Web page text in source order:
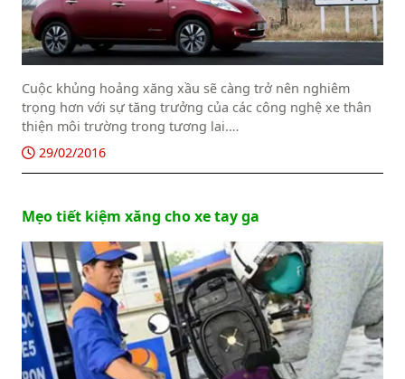
Cuộc khủng hoảng xăng xầu sẽ càng trở nên nghiêm
trọng hơn với sự tăng trưởng của các công nghệ xe thân
thiện môi trường trong tương lai.
Dựa vào những dữ liệu nội bộ, Bloomberg cho rằng sự
tăng trưởng của xe điện (EV) và xe điện lai sạc điện (plug-
cho cuộc khủng hoảng xăng dầu.
29/02/2016
Mẹo tiết kiệm xăng cho xe tay ga